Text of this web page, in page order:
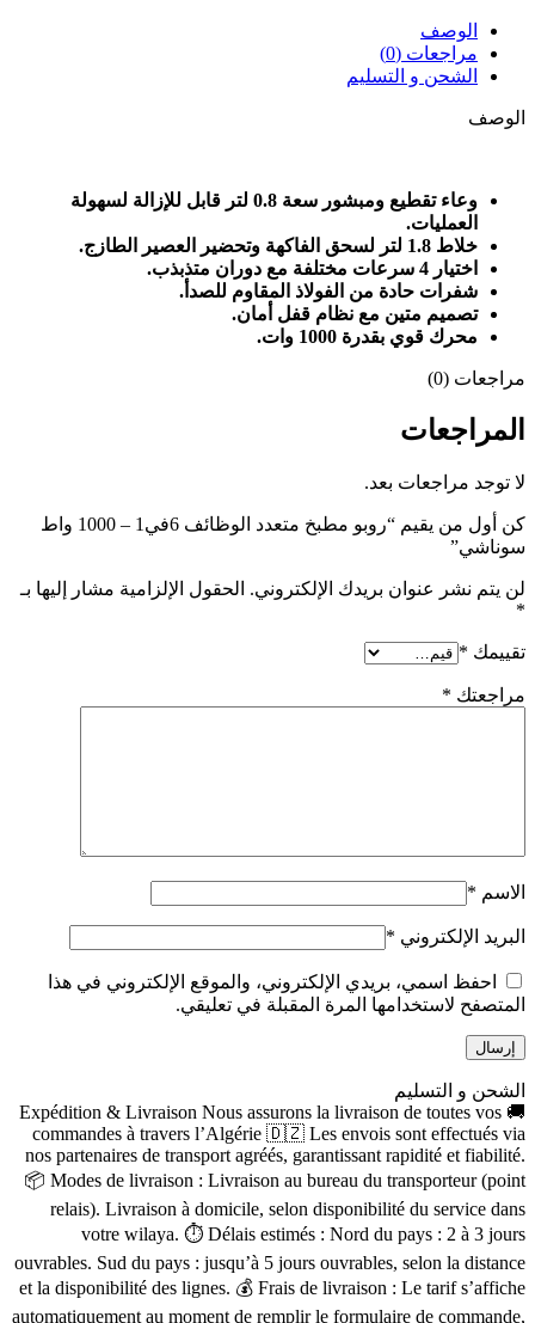
الوصف
مراجعات (0)
الشحن و التسليم
الوصف
وعاء تقطيع ومبشور سعة 0.8 لتر قابل للإزالة لسهولة
العمليات.
خلاط 1.8 لتر لسحق الفاكهة وتحضير العصير الطازج.
اختيار 4 سرعات مختلفة مع دوران متذبذب.
شفرات حادة من الفولاذ المقاوم للصدأ.
تصميم متين مع نظام قفل أمان.
محرك قوي بقدرة 1000 وات.
مراجعات (0)
المراجعات
لا توجد مراجعات بعد.
كن أول من يقيم “روبو مطبخ متعدد الوظائف 6في1 – 1000 واط
سوناشي”
لن يتم نشر عنوان بريدك الإلكتروني. الحقول الإلزامية مشار إليها بـ
*
تقييمك *
مراجعتك *
الاسم *
البريد الإلكتروني *
احفظ اسمي، بريدي الإلكتروني، والموقع الإلكتروني في هذا
المتصفح لاستخدامها المرة المقبلة في تعليقي.
الشحن و التسليم
🚚 Expédition & Livraison Nous assurons la livraison de toutes vos
commandes à travers l’Algérie 🇩🇿 Les envois sont effectués via
nos partenaires de transport agréés, garantissant rapidité et fiabilité.
📦 Modes de livraison : Livraison au bureau du transporteur (point
relais). Livraison à domicile, selon disponibilité du service dans
votre wilaya. ⏱ Délais estimés : Nord du pays : 2 à 3 jours
ouvrables. Sud du pays : jusqu’à 5 jours ouvrables, selon la distance
et la disponibilité des lignes. 💰 Frais de livraison : Le tarif s’affiche
automatiquement au moment de remplir le formulaire de commande,